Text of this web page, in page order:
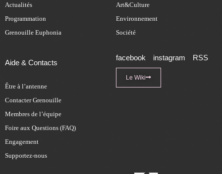
Actualités
Programmation
Grenouille Euphonia
Art&Culture
Environnement
Société
Aide & Contacts
Être à l’antenne
Contacter Grenouille
Membres de l’équipe
Foire aux Questions (FAQ)
Engagement
Supportez-nous
facebook instagram RSS
Le Wiki